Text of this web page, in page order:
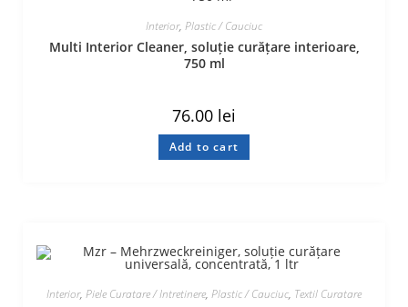
Interior, Plastic / Cauciuc
Multi Interior Cleaner, soluție curățare interioare,
750 ml
76.00 lei
Add to cart
Interior, Piele Curatare / Intretinere, Plastic / Cauciuc, Textil Curatare